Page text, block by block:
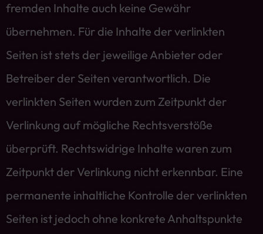
fremden Inhalte auch keine Gewähr
übernehmen. Für die Inhalte der verlinkten
Seiten ist stets der jeweilige Anbieter oder
Betreiber der Seiten verantwortlich. Die
verlinkten Seiten wurden zum Zeitpunkt der
Verlinkung auf mögliche Rechtsverstöße
überprüft. Rechtswidrige Inhalte waren zum
Zeitpunkt der Verlinkung nicht erkennbar. Eine
permanente inhaltliche Kontrolle der verlinkten
Seiten ist jedoch ohne konkrete Anhaltspunkte